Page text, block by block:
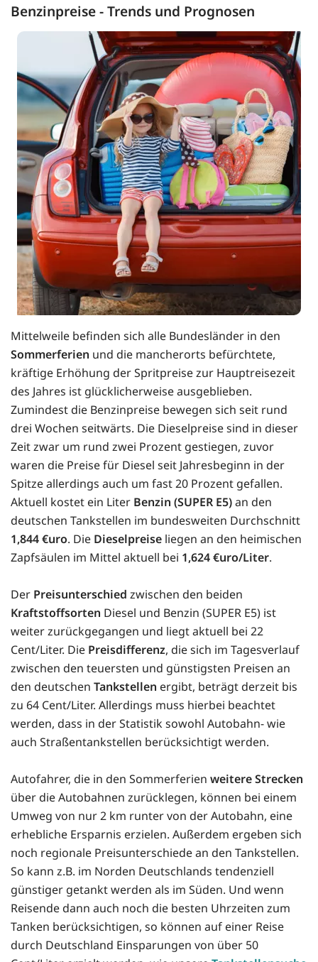
Benzinpreise - Trends und Prognosen
Mittelweile befinden sich alle Bundesländer in den
Sommerferien und die mancherorts befürchtete,
kräftige Erhöhung der Spritpreise zur Hauptreisezeit
des Jahres ist glücklicherweise ausgeblieben.
Zumindest die Benzinpreise bewegen sich seit rund
drei Wochen seitwärts. Die Dieselpreise sind in dieser
Zeit zwar um rund zwei Prozent gestiegen, zuvor
waren die Preise für Diesel seit Jahresbeginn in der
Spitze allerdings auch um fast 20 Prozent gefallen.
Aktuell kostet ein Liter Benzin (SUPER E5)an den
deutschen Tankstellen im bundesweiten Durchschnitt
1,844 €uro. Die Dieselpreise liegen an den heimischen
Zapfsäulen im Mittel aktuell bei 1,624 €uro/Liter.
Der Preisunterschied zwischen den beiden
Kraftstoffsorten Diesel und Benzin (SUPER E5) ist
weiter zurückgegangen und liegt aktuell bei 22
Cent/Liter. Die Preisdifferenz, die sich im Tagesverlauf
zwischen den teuersten und günstigsten Preisen an
den deutschen Tankstellen ergibt, beträgt derzeit bis
zu 64 Cent/Liter. Allerdings muss hierbei beachtet
werden, dass in der Statistik sowohl Autobahn- wie
auch Straßentankstellen berücksichtigt werden.
Autofahrer, die in den Sommerferien weitere Strecken
über die Autobahnen zurücklegen, können bei einem
Umweg von nur 2 km runter von der Autobahn, eine
erhebliche Ersparnis erzielen. Außerdem ergeben sich
noch regionale Preisunterschiede an den Tankstellen.
So kann z.B. im Norden Deutschlands tendenziell
günstiger getankt werden als im Süden. Und wenn
Reisende dann auch noch die besten Uhrzeiten zum
Tanken berücksichtigen, so können auf einer Reise
durch Deutschland Einsparungen von über 50